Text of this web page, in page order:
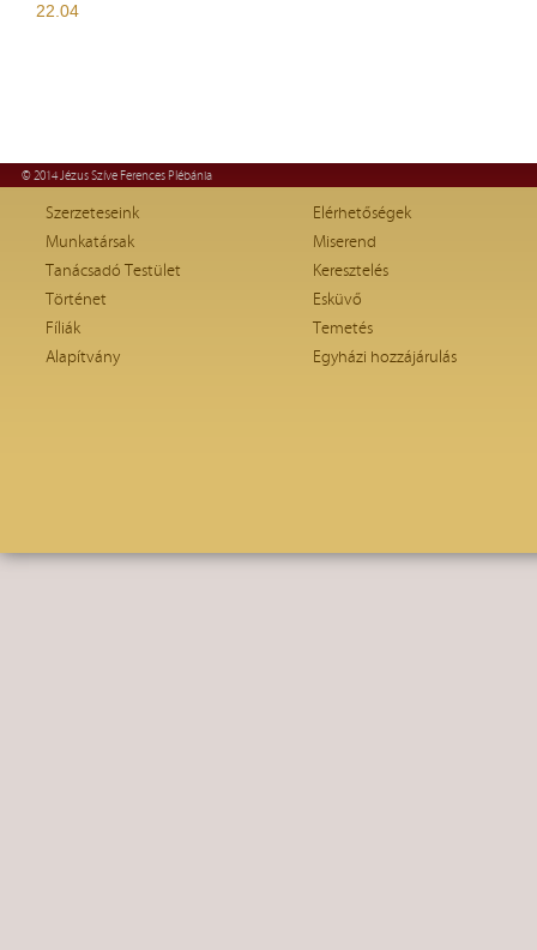
22.04
© 2014 Jézus Szíve Ferences Plébánia
Szerzeteseink
Munkatársak
Tanácsadó Testület
Történet
Fíliák
Alapítvány
Elérhetőségek
Miserend
Keresztelés
Esküvő
Temetés
Egyházi hozzájárulás